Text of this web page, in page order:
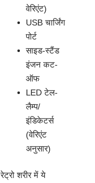
वेरिएंट)
USB चार्जिंग
पोर्ट
साइड-स्टैंड
इंजन कट-
ऑफ
LED टेल-
लैम्प/
इंडिकेटर्स
(वेरिएंट
अनुसार)
रेट्रो शरीर में ये